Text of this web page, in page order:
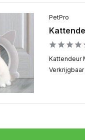
PetPro
Kattendeur